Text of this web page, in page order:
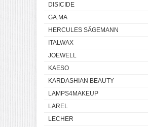
DISICIDE
GA.MA
HERCULES SÄGEMANN
ITALWAX
JOEWELL
KAESO
KARDASHIAN BEAUTY
LAMPS4MAKEUP
LAREL
LECHER